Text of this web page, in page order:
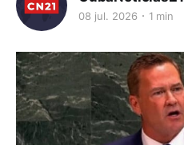
08 jul. 2026 1 min